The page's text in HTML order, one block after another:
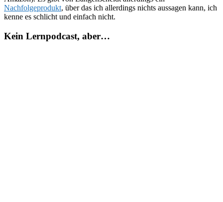
Nachfolgeprodukt, über das ich allerdings nichts aussagen kann, ich
kenne es schlicht und einfach nicht.
Kein Lernpodcast, aber…